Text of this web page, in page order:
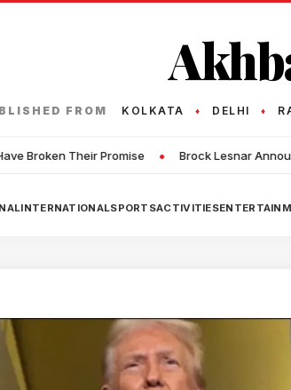
FROM KOLKATA ♦ DELHI ♦
Brock Lesnar Announces Retirement from
INTERNATIONALSPORTSACTIVITIES